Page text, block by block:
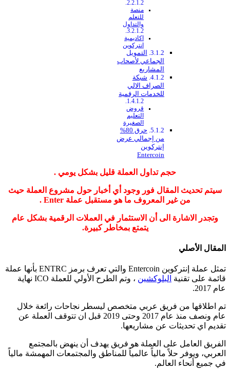
منصة
للتعلم
والتداول
اكاديمية
انتركوين
التمويل
الجماعي لأصحاب
المشاريع
شبكة
الصراف الالي
للخدمات الرقمية
قروض
التعليم
الصغيرة
حرق 80%
من إجمالي عرض
إنتركوين
Entercoin
حجم تداول العملة قليل بشكل يومي .
سيتم تحديث المقال فور وجود أي أخبار حول مشروع العملة حيث
من غير المعروف ما هو مستقبل عملة Enter .
وتجدر الاشارة الى أن الاستثمار في العملات الرقمية بشكل عام
يتمتع بمخاطر كبيرة.
المقال الأصلي
تمثل عملة إنتركوين Entercoin والتي تعرف برمز ENTRC بأنها عملة
قائمة على تقنية البلوكشين
، وتم الطرح الأولي للعملة ICO نهاية
عام 2017.
تم اطلاقها من فريق عربي متخصص ليسطر نجاحات رائعة خلال
عام ونصف منذ عام 2017 وحتى 2019 قبل ان تتوقف العملة عن
تقديم اي تحديثات عن مشاريعها.
الفريق العامل على العملة هو فريق يهدف أن ينهض بالمجتمع
العربي، ويوفر حلاً مالياً عالمياً للمناطق والمجتمعات المهمشة مالياً
في جميع أنحاء العالم.